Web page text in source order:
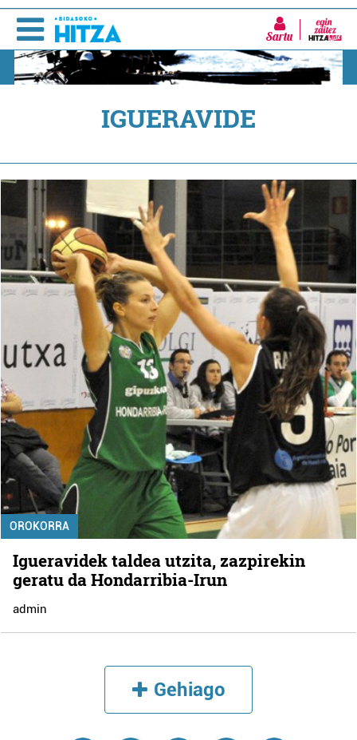
Sartu
IGUERAVIDE
OROKORRA
Igueravidek taldea utzita, zazpirekin
geratu da Hondarribia-Irun
admin
Gehiago